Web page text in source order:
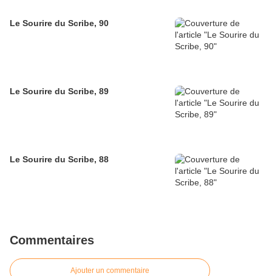
Le Sourire du Scribe, 90
Le Sourire du Scribe, 89
Le Sourire du Scribe, 88
Commentaires
Ajouter un commentaire